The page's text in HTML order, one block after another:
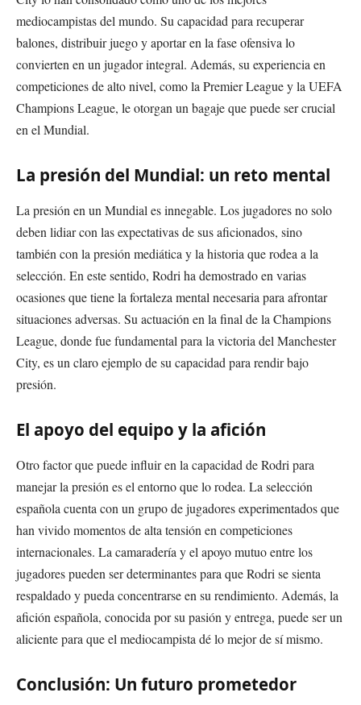
mediocampistas del mundo. Su capacidad para recuperar
balones, distribuir juego y aportar en la fase ofensiva lo
convierten en un jugador integral. Además, su experiencia en
competiciones de alto nivel, como la Premier League y la UEFA
Champions League, le otorgan un bagaje que puede ser crucial
en el Mundial.
La presión del Mundial: un reto mental
La presión en un Mundial es innegable. Los jugadores no solo
deben lidiar con las expectativas de sus aficionados, sino
también con la presión mediática y la historia que rodea a la
selección. En este sentido, Rodri ha demostrado en varias
ocasiones que tiene la fortaleza mental necesaria para afrontar
situaciones adversas. Su actuación en la final de la Champions
League, donde fue fundamental para la victoria del Manchester
City, es un claro ejemplo de su capacidad para rendir bajo
presión.
El apoyo del equipo y la afición
Otro factor que puede influir en la capacidad de Rodri para
manejar la presión es el entorno que lo rodea. La selección
española cuenta con un grupo de jugadores experimentados que
han vivido momentos de alta tensión en competiciones
internacionales. La camaradería y el apoyo mutuo entre los
jugadores pueden ser determinantes para que Rodri se sienta
respaldado y pueda concentrarse en su rendimiento. Además, la
afición española, conocida por su pasión y entrega, puede ser un
aliciente para que el mediocampista dé lo mejor de sí mismo.
Conclusión: Un futuro prometedor